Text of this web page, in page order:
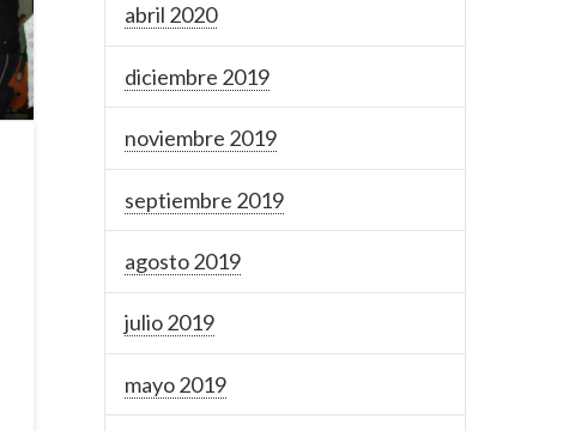
abril 2020
diciembre 2019
noviembre 2019
septiembre 2019
agosto 2019
julio 2019
mayo 2019